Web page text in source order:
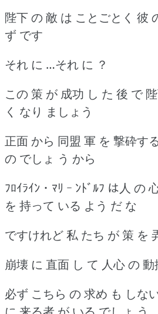
陛下 の 敵 は ことごとく 彼
ず です
それ に …それ に ？
この 策 が 成功 し た 後 で
く なり ましょう
正面 から 同盟 軍 を 撃砕す
の でしょ う から
ﾌﾛｲﾗｲﾝ ･ ﾏﾘ ｰ ﾝﾄﾞﾙﾌ は人 の
を 持って いる よう だ な
ですけれど 私 たち が 策 を
崩壊 に 直面 し て 人心 の
必ず こちら の 求め も しな